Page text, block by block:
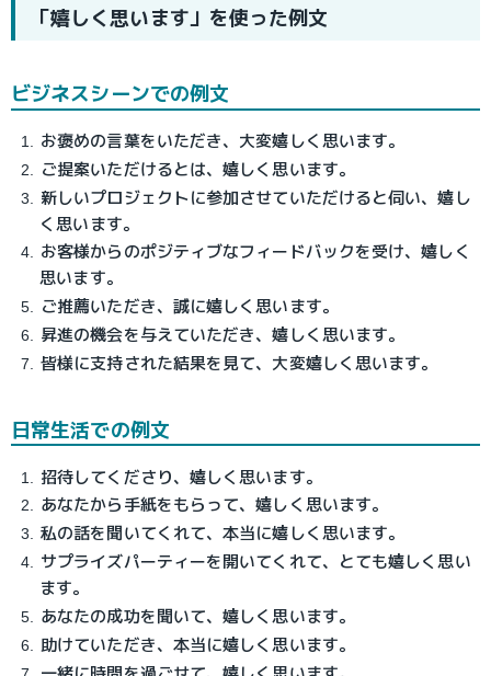
「嬉しく思います」を使った例文
ビジネスシーンでの例文
お褒めの言葉をいただき、大変嬉しく思います。
ご提案いただけるとは、嬉しく思います。
新しいプロジェクトに参加させていただけると伺い、嬉し
く思います。
お客様からのポジティブなフィードバックを受け、嬉しく
思います。
ご推薦いただき、誠に嬉しく思います。
昇進の機会を与えていただき、嬉しく思います。
皆様に支持された結果を見て、大変嬉しく思います。
日常生活での例文
招待してくださり、嬉しく思います。
あなたから手紙をもらって、嬉しく思います。
私の話を聞いてくれて、本当に嬉しく思います。
サプライズパーティーを開いてくれて、とても嬉しく思い
ます。
あなたの成功を聞いて、嬉しく思います。
助けていただき、本当に嬉しく思います。